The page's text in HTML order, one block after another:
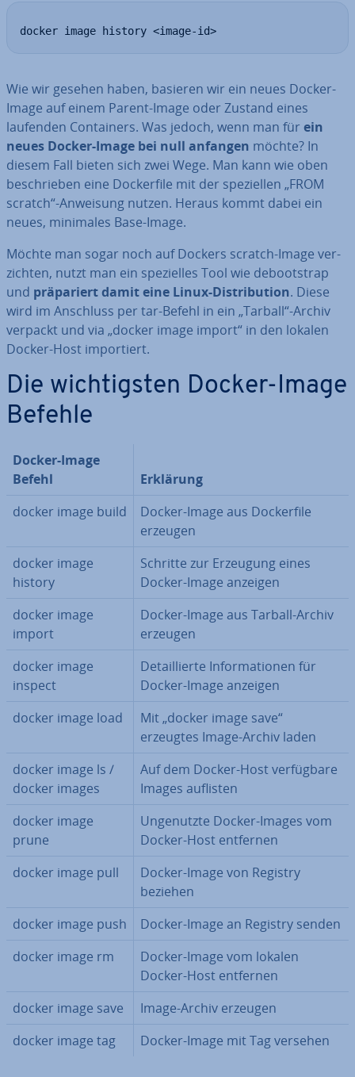
docker image history <image-id>
Wie wir gesehen haben, basieren wir ein neues Docker-
Image auf einem Parent-Image oder Zustand eines
laufenden Con­tai­ners. Was jedoch, wenn man für ein
neues Docker-Image bei null anfangen möchte? In
diesem Fall bieten sich zwei Wege. Man kann wie oben
be­schrie­ben eine Do­cker­file mit der spe­zi­el­len „FROM
scratch“-Anweisung nutzen. Heraus kommt dabei ein
neues, minimales Base-Image.
Möchte man sogar noch auf Dockers scratch-Image ver­
zich­ten, nutzt man ein spe­zi­el­les Tool wie de­boot­strap
und prä­pa­riert damit eine Linux-Dis­tri­bu­ti­on. Diese
wird im Anschluss per tar-Befehl in ein „Tarball“-Archiv
verpackt und via „docker image import“ in den lokalen
Docker-Host im­por­tiert.
Die wich­tigs­ten Docker-Image
Befehle
Docker-Image
Befehl
Erklärung
docker image build
Docker-Image aus Do­cker­file
erzeugen
docker image
history
Schritte zur Erzeugung eines
Docker-Image anzeigen
docker image
import
Docker-Image aus Tarball-Archiv
erzeugen
docker image
inspect
De­tail­lier­te In­for­ma­tio­nen für
Docker-Image anzeigen
docker image load
Mit „docker image save“
erzeugtes Image-Archiv laden
docker image ls /
docker images
Auf dem Docker-Host ver­füg­ba­re
Images auflisten
docker image
prune
Un­ge­nutz­te Docker-Images vom
Docker-Host entfernen
docker image pull
Docker-Image von Registry
beziehen
docker image push
Docker-Image an Registry senden
docker image rm
Docker-Image vom lokalen
Docker-Host entfernen
docker image save
Image-Archiv erzeugen
docker image tag
Docker-Image mit Tag versehen